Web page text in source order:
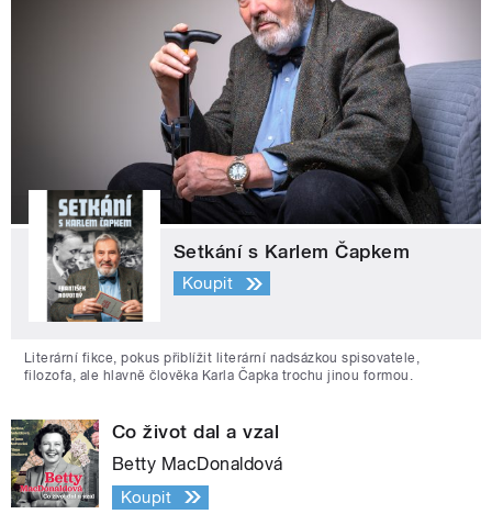
Setkání s Karlem Čapkem
Koupit
Literární fikce, pokus přiblížit literární nadsázkou spisovatele,
filozofa, ale hlavně člověka Karla Čapka trochu jinou formou.
Co život dal a vzal
Betty MacDonaldová
Koupit